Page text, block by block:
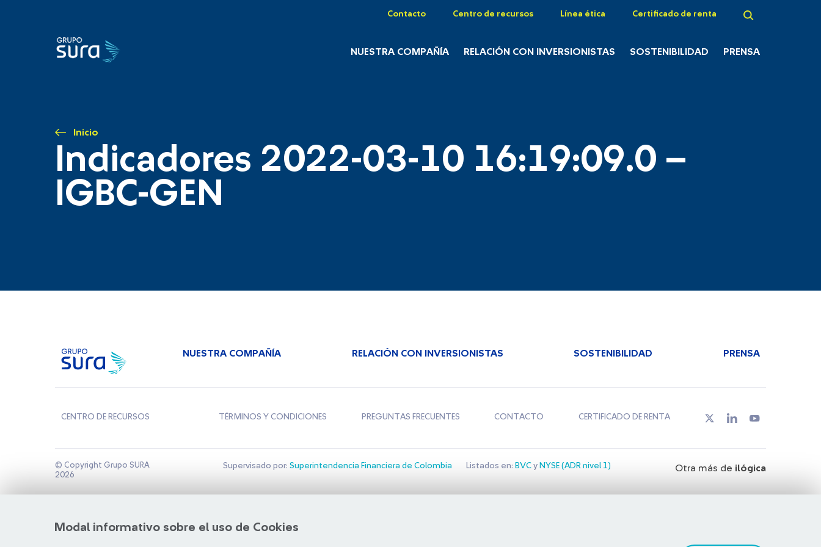
Contacto Centro de recursos Línea ética Certificado de renta
NUESTRA COMPAÑÍA RELACIÓN CON INVERSIONISTAS SOSTENIBILIDAD PRENSA
Inicio
Indicadores 2022-03-10 16:19:09.0 –
IGBC-GEN
Modal informativo sobre el uso de Cookies
NUESTRA COMPAÑÍA RELACIÓN CON INVERSIONISTAS SOSTENIBILIDAD PRENSA
CENTRO DE RECURSOS TÉRMINOS Y CONDICIONES PREGUNTAS FRECUENTES CONTACTO CERTIFICADO DE RENTA
© Copyright Grupo SURA
2026
Supervisado por: Superintendencia Financiera de Colombia Listados en: BVCy NYSE (ADR nivel 1) Otra más de ilógica